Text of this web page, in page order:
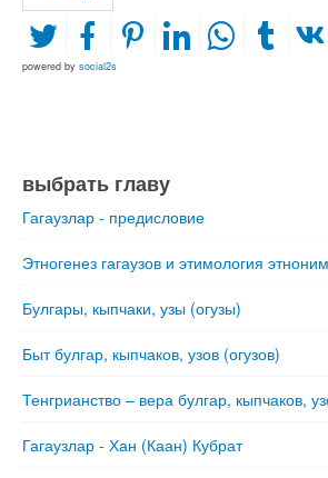
powered by social2s
выбрать главу
Гагаузлар - предисловие
Этногенез гагаузов и этимология
Булгары, кыпчаки, узы (огузы)
Быт булгар, кыпчаков, узов (огузов)
Тенгрианство – вера булгар, кыпчаков,
Гагаузлар - Хан (Каан) Кубрат